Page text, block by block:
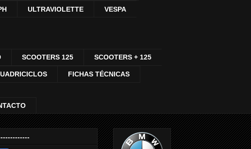
ULTRAVIOLETTE VESPA
SCOOTERS 125 SCOOTERS + 125
FICHAS TÉCNICAS